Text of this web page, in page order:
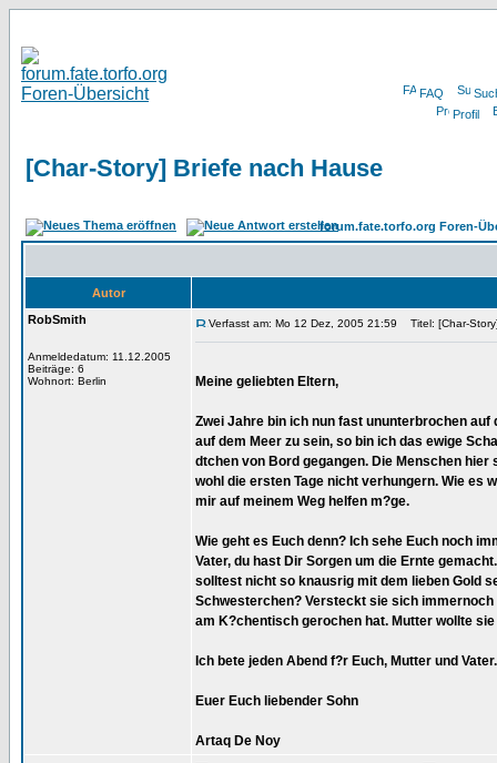
FAQ
Profil
[Char-Story] Briefe nach Hause
forum.fate.torfo.org Foren-
Autor
RobSmith
Anmeldedatum: 11.12.2005
Beiträge: 6
Wohnort: Berlin
Verfasst am: Mo 12 Dez, 2005 21:59 Titel: [Char-
Meine geliebten Eltern,
Zwei Jahre bin ich nun fast ununterbrochen
auf dem Meer zu sein, so bin ich das ewige
dtchen von Bord gegangen. Die Menschen
wohl die ersten Tage nicht verhungern. Wie es
mir auf meinem Weg helfen m?ge.
Wie geht es Euch denn? Ich sehe Euch noch
Vater, du hast Dir Sorgen um die Ernte
solltest nicht so knausrig mit dem lieben Gold
Schwesterchen? Versteckt sie sich
am K?chentisch gerochen hat. Mutter wollte
Ich bete jeden Abend f?r Euch, Mutter und
Euer Euch liebender Sohn
Artaq De Noy